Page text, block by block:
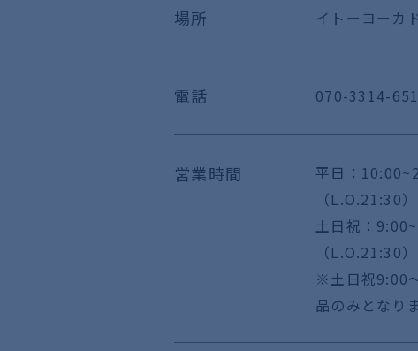
場所 イトーヨーカ
電話 070-3314-
営業時間
平日：
（L.O.21:30
土日祝：
（L.O.21:30）
※土日祝9:00
品のみとなりま